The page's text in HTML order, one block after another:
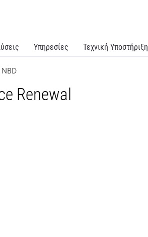
Υπηρεσίες Τεχνική Υποστήριξη
Renewal